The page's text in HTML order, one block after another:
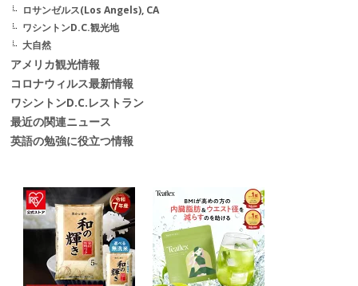
ロサンゼルス(Los Angels), CA
ワシントンD.C.観光地
大自然
アメリカ観光情報
コロナウィルス最新情報
ワシントンD.C.レストラン
最近の関連ニュース
英語の勉強に役立つ情報